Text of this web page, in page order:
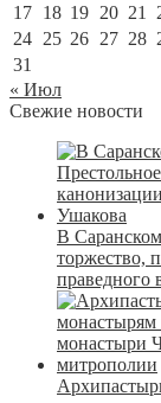
17 18 19 20 21
24 25 26 27 28
31
« Июл
Свежие новости
В
торжество,
праведного